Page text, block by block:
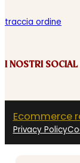
traccia ordine
I NOSTRI SOCIAL
Ecommerce
Privacy Policy